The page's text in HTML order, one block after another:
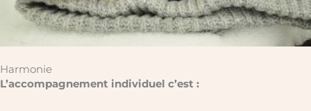
Harmonie
L’accompagnement individuel c’est :